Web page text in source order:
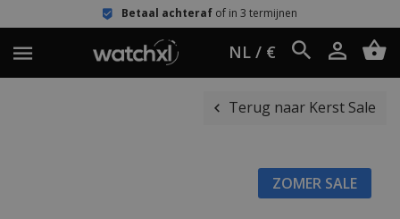
of in 3 termijnen
NL / €
Terug naar Kerst Sale
ZOMER SALE